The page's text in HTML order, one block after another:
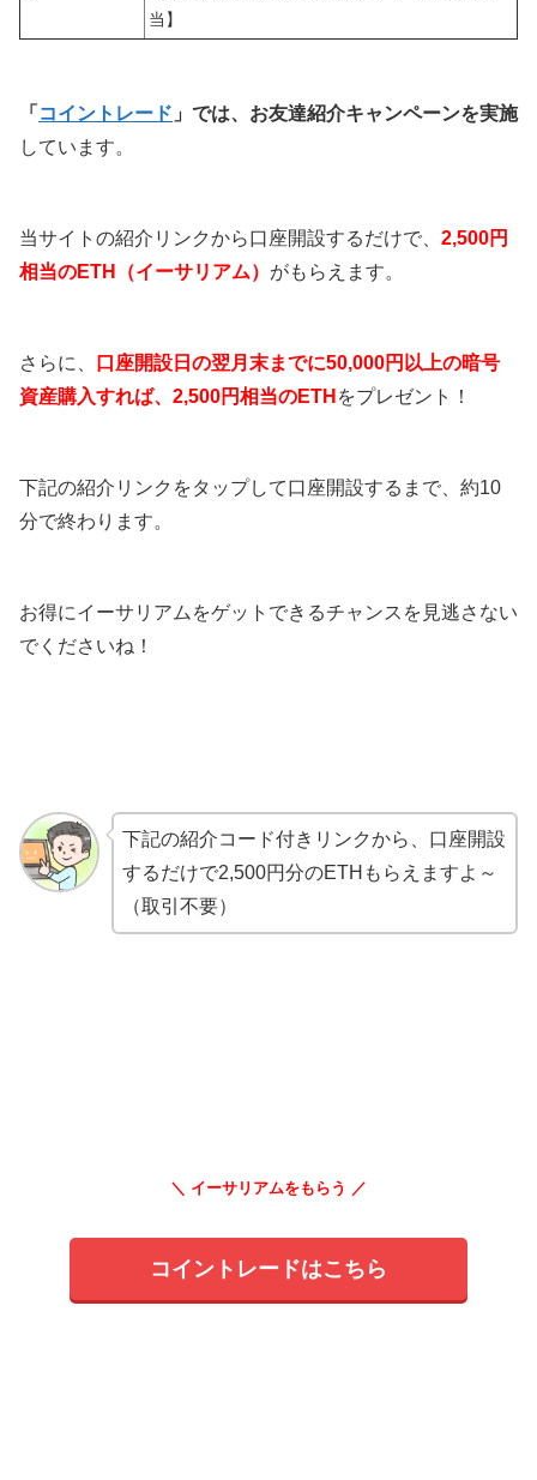
当】
「 コイントレード 」では、お友達紹介キャンペーンを実施
しています。
当サイトの紹介リンクから口座開設するだけで、 2,500円
相当のETH（イーサリアム） がもらえます。
さらに、
口座開設日の翌月末までに50,000円以上の暗号
資産購入すれば、2,500円相当のETH をプレゼント！
下記の紹介リンクをタップして口座開設するまで、約10
分で終わります。
お得にイーサリアムをゲットできるチャンスを見逃さない
でくださいね！
下記の紹介コード付きリンクから、口座開設
するだけで2,500円分のETHもらえますよ～
（取引不要）
＼ イーサリアムをもらう ／
コイントレードはこちら